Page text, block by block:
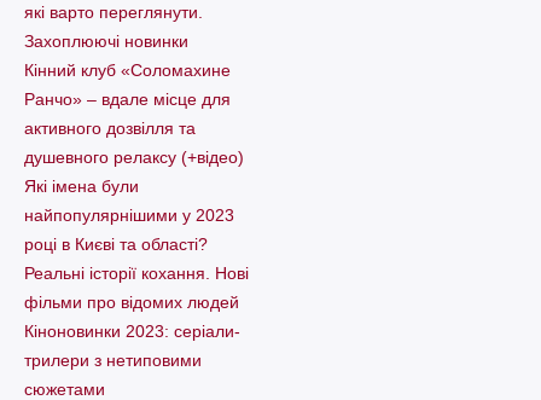
які варто пеpеглянути.
Захоплюючі новинки
Кінний клуб «Соломахине
Ранчо» – вдале місце для
активного дозвілля та
душевного релаксу (+відео)
Які імена були
найпопулярнішими у 2023
році в Києві та області?
Реальні історії кохання. Нові
фільми про відомих людей
Кіноновинки 2023: серіали-
трилери з нетиповими
сюжетами